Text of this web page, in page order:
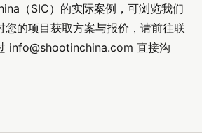
（SIC）的实际案例，可浏览我们
您的项目获取方案与报价，请前往联
info@shootinchina.com 直接沟